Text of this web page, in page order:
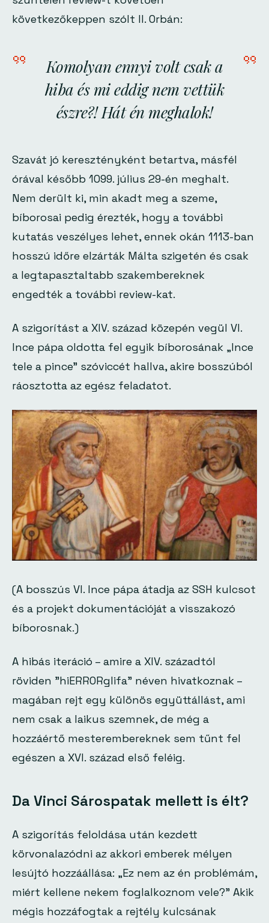
következőkeppen szólt II. Orbán:
Komolyan ennyi volt csak a
hiba és mi eddig nem vettük
észre?! Hát én meghalok!
Szavát jó keresztényként betartva, másfél
órával később 1099. július 29-én meghalt.
Nem derült ki, min akadt meg a szeme,
bíborosai pedig érezték, hogy a további
kutatás veszélyes lehet, ennek okán 1113-ban
hosszú időre elzárták Málta szigetén és csak
a legtapasztaltabb szakembereknek
engedték a további review-kat.
A szigorítást a XIV. század közepén vegül VI.
Ince pápa oldotta fel egyik bíborosának „Ince
tele a pince” szóviccét hallva, akire bosszúból
ráosztotta az egész feladatot.
(A bosszús VI. Ince pápa átadja az SSH kulcsot
és a projekt dokumentációját a visszakozó
bíborosnak.)
A hibás iteráció – amire a XIV. századtól
röviden "hiERRORglifa" néven hivatkoznak –
magában rejt egy különös együttállást, ami
nem csak a laikus szemnek, de még a
hozzáértő mesterembereknek sem tűnt fel
egészen a XVI. század első feléig.
Da Vinci Sárospatak mellett is élt?
A szigorítás feloldása után kezdett
körvonalazódni az akkori emberek mélyen
lesújtó hozzáállása: „Ez nem az én problémám,
miért kellene nekem foglalkoznom vele?” Akik
mégis hozzáfogtak a rejtély kulcsának